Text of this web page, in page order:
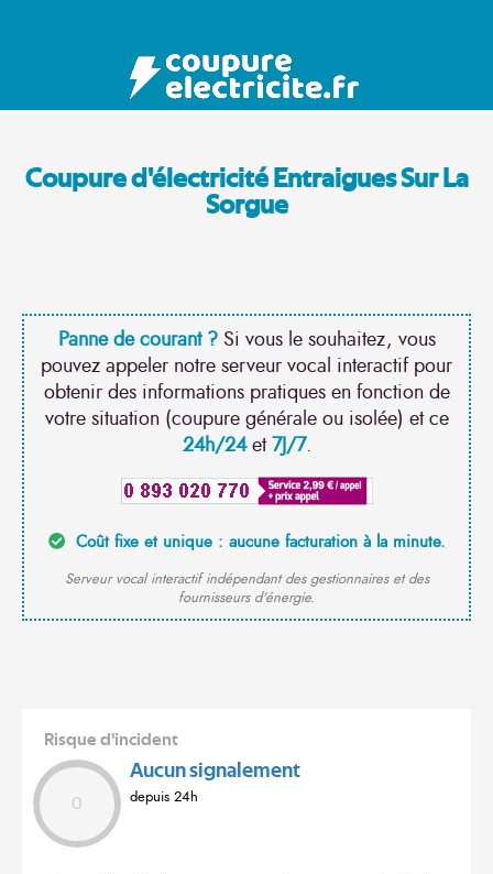
Coupure d'électricité Entraigues Sur La
Sorgue
Panne de courant ?Si vous le souhaitez, vous
pouvez appeler notre serveur vocal interactif pour
obtenir des informations pratiques en fonction de
votre situation (coupure générale ou isolée) et ce
24h/24et7J/7.
Coût fixe et unique : aucune facturation à la minute.
Serveur vocal interactif indépendant des gestionnaires et des
fournisseurs d'énergie.
Risque d'incident
0
Aucun signalement
depuis 24h